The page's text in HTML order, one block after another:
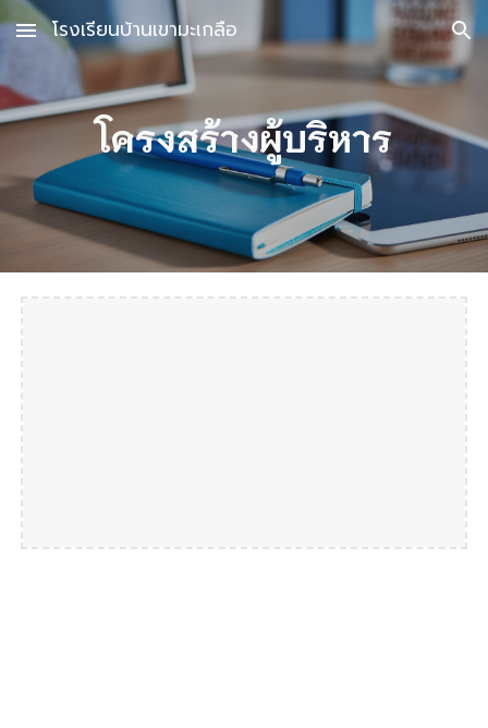
Skip to main content Skip to navigation
โรงเรียนบ้านเขามะเกลือ
โครงสร้างผู้บริหาร